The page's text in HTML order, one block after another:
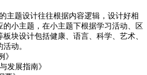
主题设计往往根据内容逻辑，设计好相
的小主题，在小主题下根据学习活动、区
块设计包括健康、语言、科学、艺术、
动。
》
发展指南》